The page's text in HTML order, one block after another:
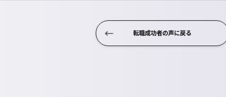
転職成功者の声に戻る